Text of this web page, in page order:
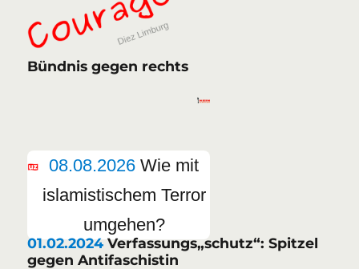
Bündnis gegen rechts
08.08.2026 Wie mit
islamistischem Terror
umgehen?
01.02.2024 Verfassungs„schutz“: Spitzel
gegen Antifaschistin